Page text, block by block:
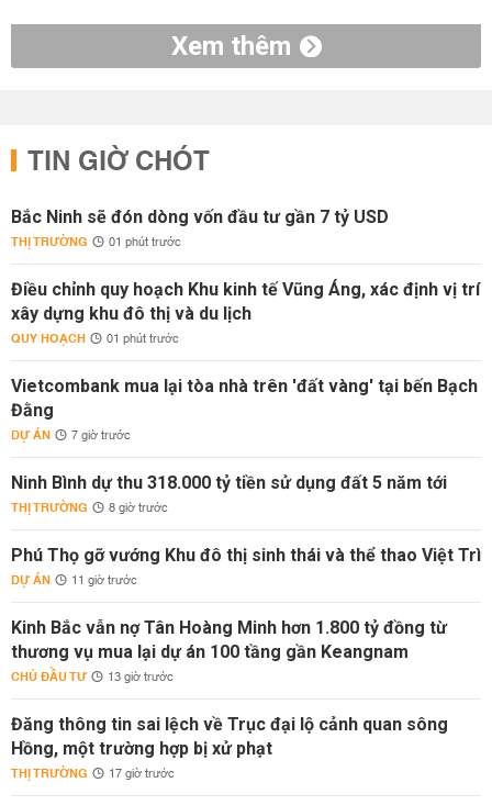
Xem thêm
TIN GIỜ CHÓT
Bắc Ninh sẽ đón dòng vốn đầu tư gần 7 tỷ USD
THỊ TRƯỜNG 01 phút trước
Điều chỉnh quy hoạch Khu kinh tế Vũng Áng, xác định vị trí
xây dựng khu đô thị và du lịch
QUY HOẠCH 01 phút trước
Vietcombank mua lại tòa nhà trên 'đất vàng' tại bến Bạch
Đằng
DỰ ÁN 7 giờ trước
Ninh Bình dự thu 318.000 tỷ tiền sử dụng đất 5 năm tới
THỊ TRƯỜNG 8 giờ trước
Phú Thọ gỡ vướng Khu đô thị sinh thái và thể thao Việt Trì
DỰ ÁN 11 giờ trước
Kinh Bắc vẫn nợ Tân Hoàng Minh hơn 1.800 tỷ đồng từ
thương vụ mua lại dự án 100 tầng gần Keangnam
CHỦ ĐẦU TƯ 13 giờ trước
Đăng thông tin sai lệch về Trục đại lộ cảnh quan sông
Hồng, một trường hợp bị xử phạt
THỊ TRƯỜNG 17 giờ trước